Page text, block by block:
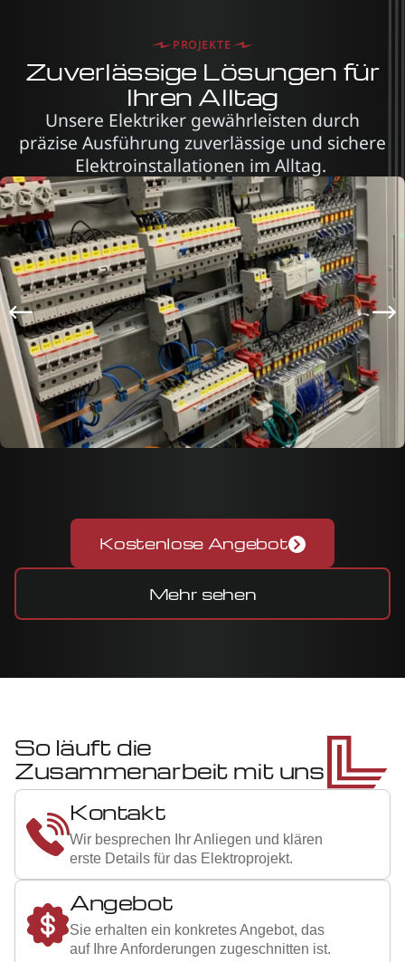
PROJEKTE
Zuverlässige Lösungen für
Ihren Alltag
Unsere Elektriker gewährleisten durch
präzise Ausführung zuverlässige und sichere
Elektroinstallationen im Alltag.
Kostenlose Angebot
Mehr sehen
So läuft die
Zusammenarbeit mit uns
Kontakt
Wir besprechen Ihr Anliegen und klären
erste Details für das Elektroprojekt.
Angebot
Sie erhalten ein konkretes Angebot, das
auf Ihre Anforderungen zugeschnitten ist.